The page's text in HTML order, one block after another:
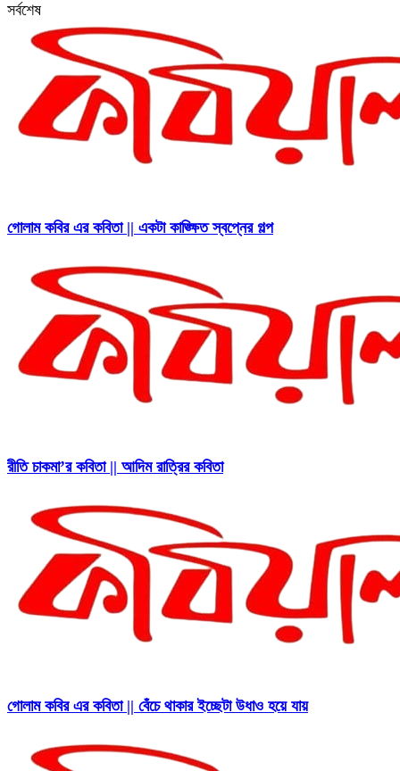
সর্বশেষ
গোলাম কবির এর কবিতা || একটা কাঙ্ক্ষিত স্বপ্নের গল্প
রীতি চাকমা’র কবিতা || আদিম রাত্রির কবিতা
গোলাম কবির এর কবিতা || বেঁচে থাকার ইচ্ছেটা উধাও হয়ে যায়